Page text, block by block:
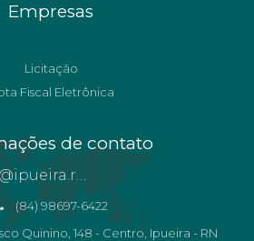
Empresas
Licitação
Fiscal Eletrônica
de contato
(84) 98697-6422
Quinino, 148 - Centro, Ipueira - RN